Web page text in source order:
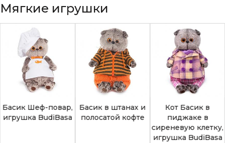
Мягкие игрушки
Басик Шеф-повар,
игрушка BudiBasa
Басик в штанах и
полосатой кофте
Кот Басик в
пиджаке в
сиреневую клетку,
игрушка BudiBasa